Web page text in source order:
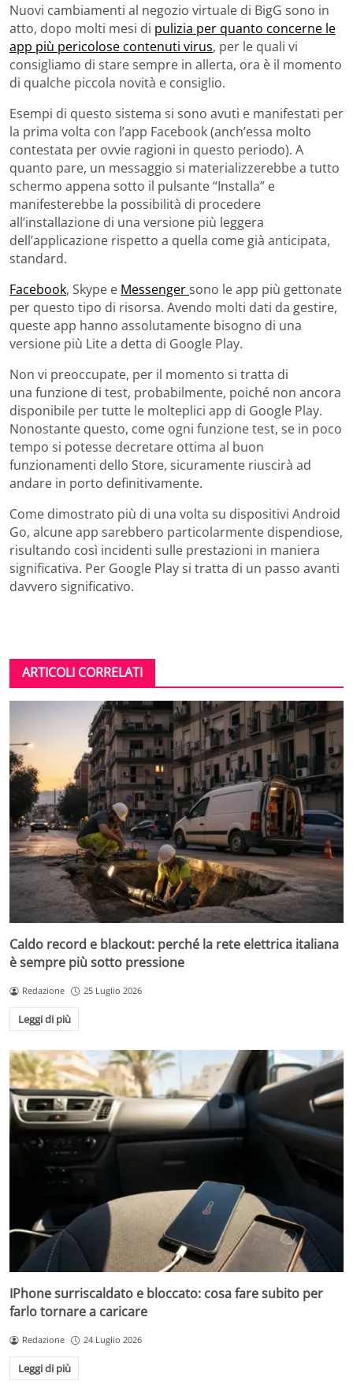
Nuovi cambiamenti al negozio virtuale di BigG sono in
atto, dopo molti mesi di pulizia per quanto concerne le
app più pericolose contenuti virus, per le quali vi
consigliamo di stare sempre in allerta, ora è il momento
di qualche piccola novità e consiglio.
Esempi di questo sistema si sono avuti e manifestati per
la prima volta con l’app Facebook (anch’essa molto
contestata per ovvie ragioni in questo periodo). A
quanto pare, un messaggio si materializzerebbe a tutto
schermo appena sotto il pulsante “Installa” e
manifesterebbe la possibilità di procedere
all’installazione di una versione più leggera
dell’applicazione rispetto a quella come già anticipata,
standard.
Facebook, Skype e Messengersono le app più gettonate
per questo tipo di risorsa. Avendo molti dati da gestire,
queste app hanno assolutamente bisogno di una
versione più Lite a detta di Google Play.
Non vi preoccupate, per il momento si tratta di
una funzione di test, probabilmente, poiché non ancora
disponibile per tutte le molteplici app di Google Play.
Nonostante questo, come ogni funzione test, se in poco
tempo si potesse decretare ottima al buon
funzionamenti dello Store, sicuramente riuscirà ad
andare in porto definitivamente.
Come dimostrato più di una volta su dispositivi Android
Go, alcune app sarebbero particolarmente dispendiose,
risultando così incidenti sulle prestazioni in maniera
significativa. Per Google Play si tratta di un passo avanti
davvero significativo.
ARTICOLI CORRELATI
Caldo record e blackout: perché la rete elettrica italiana
è sempre più sotto pressione
Redazione 25 Luglio 2026
Leggi di più
IPhone surriscaldato e bloccato: cosa fare subito per
farlo tornare a caricare
Redazione 24 Luglio 2026
Leggi di più